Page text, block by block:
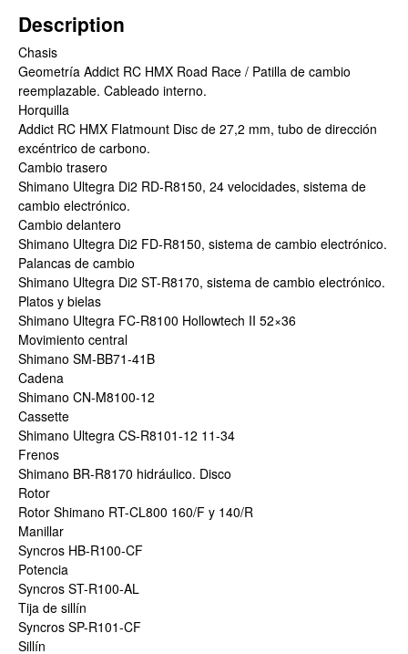
Description
Chasis
Geometría Addict RC HMX Road Race / Patilla de cambio
reemplazable. Cableado interno.
Horquilla
Addict RC HMX Flatmount Disc de 27,2 mm, tubo de dirección
excéntrico de carbono.
Cambio trasero
Shimano Ultegra Di2 RD-R8150, 24 velocidades, sistema de
cambio electrónico.
Cambio delantero
Shimano Ultegra Di2 FD-R8150, sistema de cambio electrónico.
Palancas de cambio
Shimano Ultegra Di2 ST-R8170, sistema de cambio electrónico.
Platos y bielas
Shimano Ultegra FC-R8100 Hollowtech II 52×36
Movimiento central
Shimano SM-BB71-41B
Cadena
Shimano CN-M8100-12
Cassette
Shimano Ultegra CS-R8101-12 11-34
Frenos
Shimano BR-R8170 hidráulico. Disco
Rotor
Rotor Shimano RT-CL800 160/F y 140/R
Manillar
Syncros HB-R100-CF
Potencia
Syncros ST-R100-AL
Tija de sillín
Syncros SP-R101-CF
Sillín